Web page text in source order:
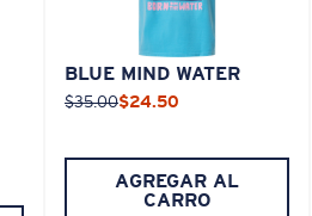
BLUE MIND WATER
$35.00$24.50
AGREGAR AL
CARRO